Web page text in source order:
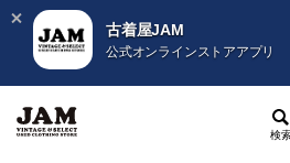
古着屋JAM
公式オンラインストアアプリ
検